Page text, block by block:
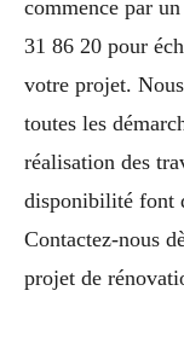
commence par
31 86 20 pour
votre projet.
toutes les
réalisation des
disponibilité font
Contactez-nous
projet de